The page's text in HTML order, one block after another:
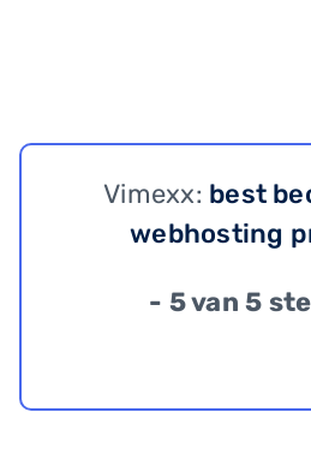
Vimexx: best
webhosting
- 5 van 5